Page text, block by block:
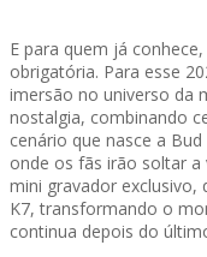
E para quem já
obrigatória. Para esse
imersão no universo da
nostalgia, combinando
cenário que nasce a
onde os fãs irão soltar
mini gravador exclusivo,
K7, transformando o
continua depois do